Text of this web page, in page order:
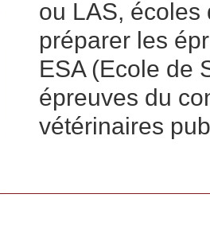
ou LAS, écoles
préparer les
ESA (Ecole de
épreuves du
vétérinaires